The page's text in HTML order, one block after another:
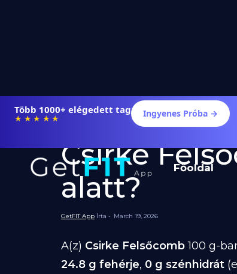
Több 1000+ elégedett tag
★★★★★ Ingyenes Próba →
Főoldal
Diéta és Étrend Ételek
Csirke
alatt?
GetFIT App Írta - March 19, 2026
A(z) Csirke Felsőcomb100 g-
24.8 g fehérje, 0 g szénhidrát